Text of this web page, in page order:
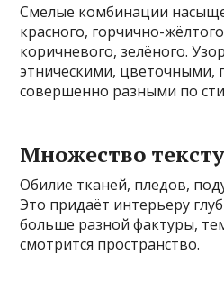
Смелые комбинации
красного, горчично-
коричневого, зелёного.
этническими, цветочными,
совершенно разными по
Множество
Обилие тканей, пледов,
Это придаёт интерьеру
больше разной фактуры,
смотрится пространство.